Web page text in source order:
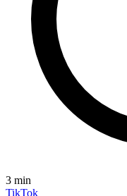
3 min
TikTok